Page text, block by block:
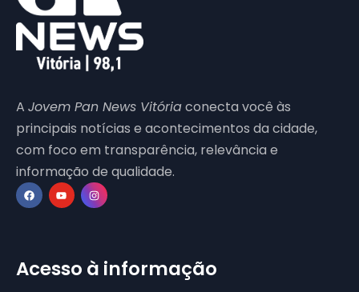
A Jovem Pan News Vitóriaconecta você às
principais notícias e acontecimentos da cidade,
com foco em transparência, relevância e
informação de qualidade.
Acesso à informação